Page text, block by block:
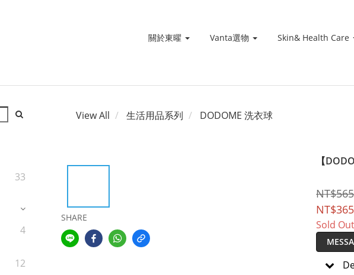
關於東曜 Vanta選物 Skin& Health Care
33
4
12
View All 生活用品系列 DODOME 洗衣球
SHARE
【
NT$565
NT$365
Sold Out